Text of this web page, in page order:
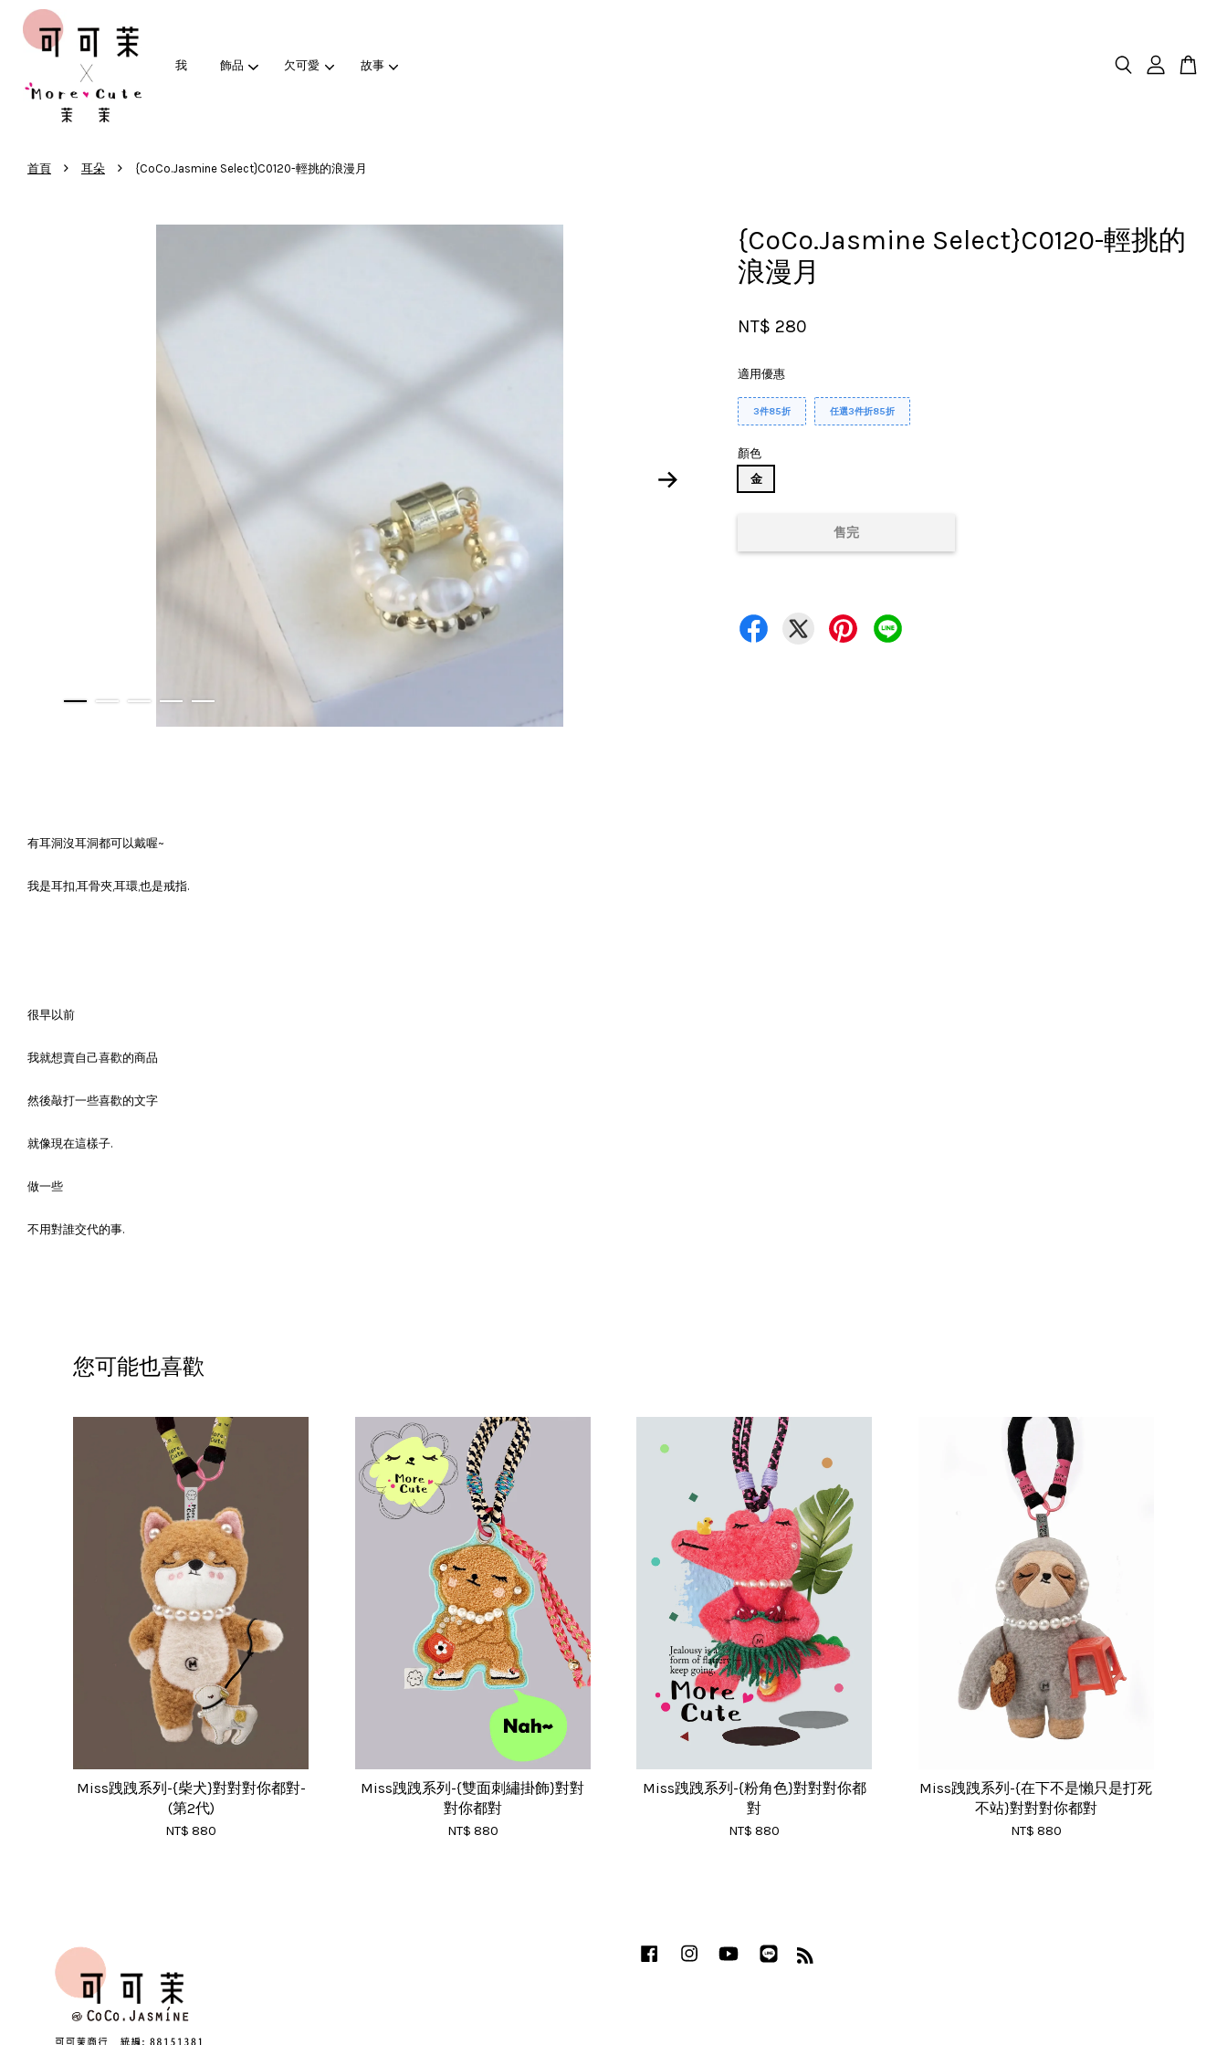
我 飾品 欠可愛 故事
首頁 › 耳朵 › {CoCo.Jasmine Select}C0120-輕挑的浪漫月
{CoCo.Jasmine Select}C0120-輕挑的
浪漫月
NT$ 280
適用優惠
3件85折 任選3件折85折
顏色
金
售完
有耳洞沒耳洞都可以戴喔~
我是耳扣,耳骨夾,耳環,也是戒指.
很早以前
我就想賣自己喜歡的商品
然後敲打一些喜歡的文字
就像現在這樣子.
做一些
不用對誰交代的事.
您可能也喜歡
Miss跩跩系列-{柴犬}對對對你都對-
(第2代)
NT$ 880
Miss跩跩系列-{雙面刺繡掛飾}對對
對你都對
NT$ 880
Miss跩跩系列-{粉角色}對對對你都
對
NT$ 880
Miss跩跩系列-{在下不是懶只是打死
不站}對對對你都對
NT$ 880
Facebook InstagramYouTube Line